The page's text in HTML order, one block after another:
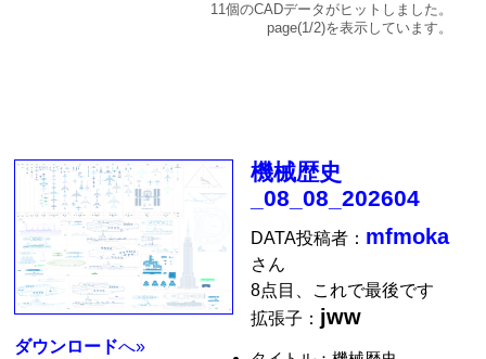
11個のCADデータがヒットしました。
page(1/2)を表示しています。
ダウンロードへ»
機械歴史
_08_08_202604
DATA投稿者： mfmoka
さん
8点目、これで最後です
拡張子： jww